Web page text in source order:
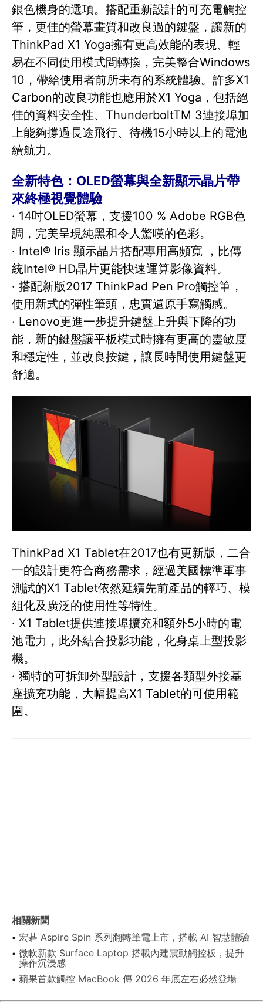
銀色機身的選項。搭配重新設計的可充電觸控
筆，更佳的螢幕畫質和改良過的鍵盤，讓新的
ThinkPad X1 Yoga擁有更高效能的表現、輕
易在不同使用模式間轉換，完美整合Windows
10，帶給使用者前所未有的系統體驗。許多X1
Carbon的改良功能也應用於X1 Yoga，包括絕
佳的資料安全性、ThunderboltTM 3連接埠加
上能夠撐過長途飛行、待機15小時以上的電池
續航力。
全新特色：OLED螢幕與全新顯示晶片帶
來終極視覺體驗
· 14吋OLED螢幕，支援100 % Adobe RGB色
調，完美呈現純黑和令人驚嘆的色彩。
· Intel® Iris 顯示晶片搭配專用高頻寬 ，比傳
統Intel® HD晶片更能快速運算影像資料。
· 搭配新版2017 ThinkPad Pen Pro觸控筆，
使用新式的彈性筆頭，忠實還原手寫觸感。
· Lenovo更進一步提升鍵盤上升與下降的功
能，新的鍵盤讓平板模式時擁有更高的靈敏度
和穩定性，並改良按鍵，讓長時間使用鍵盤更
舒適。
ThinkPad X1 Tablet在2017也有更新版，二合
一的設計更符合商務需求，經過美國標準軍事
測試的X1 Tablet依然延續先前產品的輕巧、模
組化及廣泛的使用性等特性。
· X1 Tablet提供連接埠擴充和額外5小時的電
池電力，此外結合投影功能，化身桌上型投影
機。
· 獨特的可拆卸外型設計，支援各類型外接基
座擴充功能，大幅提高X1 Tablet的可使用範
圍。
相關新聞
宏碁 Aspire Spin 系列翻轉筆電上市，搭載 AI 智慧體驗
微軟新款 Surface Laptop 搭載內建震動觸控板，提升
操作沉浸感
蘋果首款觸控 MacBook 傳 2026 年底左右必然登場